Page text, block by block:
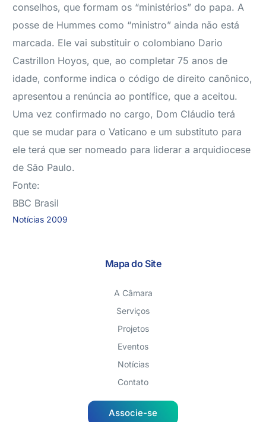
conselhos, que formam os “ministérios” do papa. A
posse de Hummes como “ministro” ainda não está
marcada. Ele vai substituir o colombiano Dario
Castrillon Hoyos, que, ao completar 75 anos de
idade, conforme indica o código de direito canônico,
apresentou a renúncia ao pontífice, que a aceitou.
Uma vez confirmado no cargo, Dom Cláudio terá
que se mudar para o Vaticano e um substituto para
ele terá que ser nomeado para liderar a arquidiocese
de São Paulo.
Fonte:
BBC Brasil
Notícias 2009
Mapa do Site
A Câmara
Serviços
Projetos
Eventos
Notícias
Contato
Associe-se